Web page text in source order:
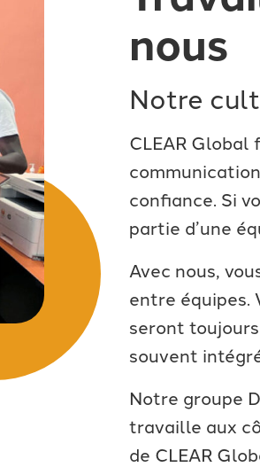
nous
Notre
CLEAR Global
confiance. Si
partie d’une
Avec nous,
entre équipes.
seront
souvent
Notre groupe
travaille aux
de CLEAR